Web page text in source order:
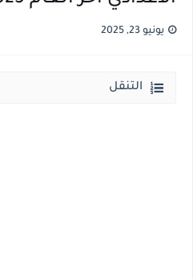
يونيو 23, 2025
التنقل